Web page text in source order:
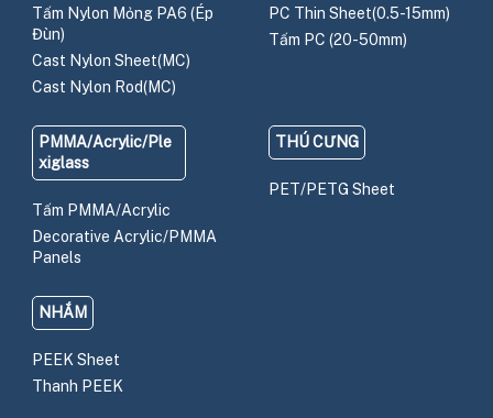
Tấm Nylon Mỏng PA6 (Ép
Đùn)
Cast Nylon Sheet(MC)
Cast Nylon Rod(MC)
PC Thin Sheet(0.5-15mm)
Tấm PC (20-50mm)
PMMA/Acrylic/Ple
xiglass
Tấm PMMA/Acrylic
Decorative Acrylic/PMMA
Panels
THÚ CƯNG
PET/PETG Sheet
NHẮM
PEEK Sheet
Thanh PEEK